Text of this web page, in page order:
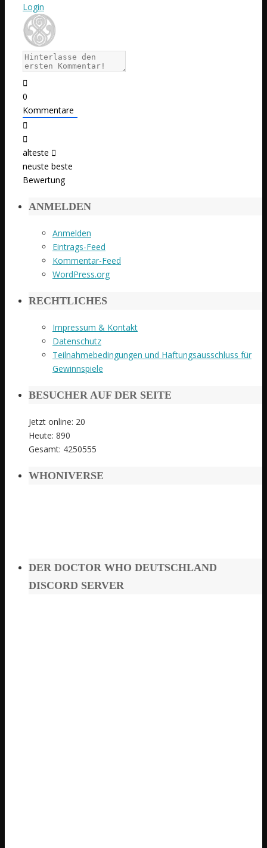
Login
0
Kommentare
älteste
neuste beste
Bewertung
ANMELDEN
Anmelden
Eintrags-Feed
Kommentar-Feed
WordPress.org
RECHTLICHES
Impressum & Kontakt
Datenschutz
Teilnahmebedingungen und Haftungsausschluss für
Gewinnspiele
BESUCHER AUF DER SEITE
Jetzt online: 20
Heute: 890
Gesamt: 4250555
WHONIVERSE
DER DOCTOR WHO DEUTSCHLAND
DISCORD SERVER